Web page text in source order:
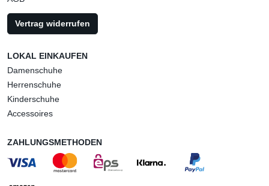
Vertrag widerrufen
LOKAL EINKAUFEN
Damenschuhe
Herrenschuhe
Kinderschuhe
Accessoires
ZAHLUNGSMETHODEN